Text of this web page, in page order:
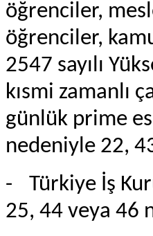
öğrenciler,
öğrenciler,
2547 sayılı
kısmi zamanlı
günlük prime
nedeniyle 22,
-
Türkiye İş
25, 44 veya 46